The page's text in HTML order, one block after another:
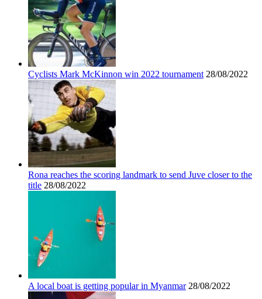
Cyclists Mark McKinnon win 2022 tournament 28/08/2022
Rona reaches the scoring landmark to send Juve closer to the
title 28/08/2022
A local boat is getting popular in Myanmar 28/08/2022